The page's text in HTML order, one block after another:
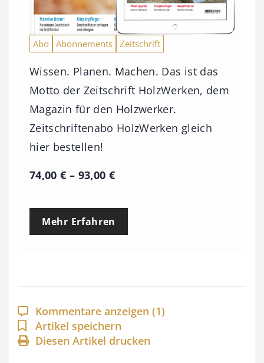
Abo Abonnements Zeitschrift
Wissen. Planen. Machen. Das ist das
Motto der Zeitschrift HolzWerken, dem
Magazin für den Holzwerker.
Zeitschriftenabo HolzWerken gleich
hier bestellen!
74,00€ – 93,00 €P
e
p
a
n
n
Mehr Erfahren
Kommentare anzeigen (1)
Artikel speichern
Diesen Artikel drucken